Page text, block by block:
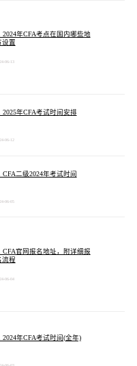
2024年CFA考点在国内哪些地
设置
06-13
2025年CFA考试时间安排
06-12
CFA二级2024年考试时间
06-05
CFA官网报名地址，附详细报
流程
06-04
2024年CFA考试时间(全年)
06-03